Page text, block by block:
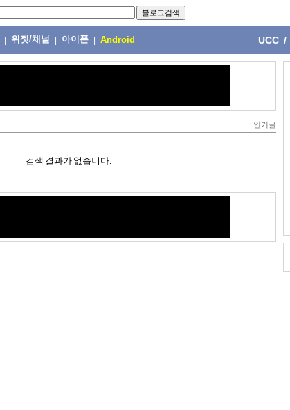
위젯/채널 아이폰 Android UCC /
인기글
검색 결과가 없습니다.